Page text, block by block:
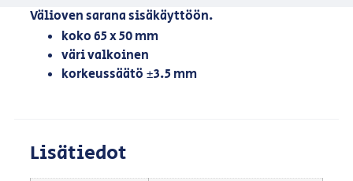
Välioven sarana sisäkäyttöön.
koko 65 x 50 mm
väri valkoinen
korkeussäätö ±3.5 mm
Lisätiedot